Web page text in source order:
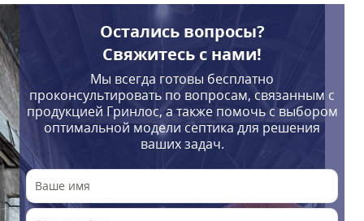
Остались вопросы?
Свяжитесь с нами!
Мы всегда готовы бесплатно
проконсультировать по вопросам, связанным с
продукцией Гринлос, а также помочь с выбором
оптимальной модели септика для решения
ваших задач.